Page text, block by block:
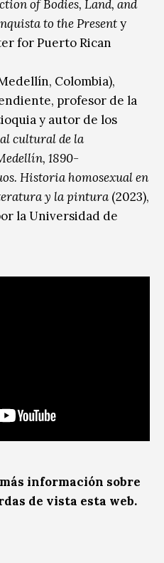
of Bodies, Land, and
to the Presenty
for Puerto Rican
Colombia),
profesor de la
y autor de los
cultural de la
1890-
Historia homosexual en
y la pintura (2023),
la Universidad de
información sobre
de vista esta web.